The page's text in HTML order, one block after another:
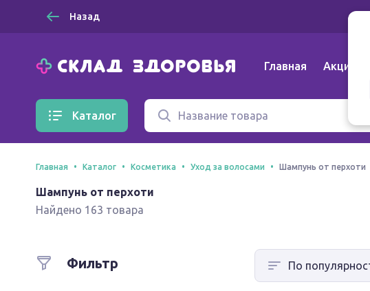
Назад
Главная Акции
Каталог
Главная Каталог Косметика Уход за волосами Шампунь от перхоти
Шампунь от перхоти
Найдено 163 товара
Фильтр